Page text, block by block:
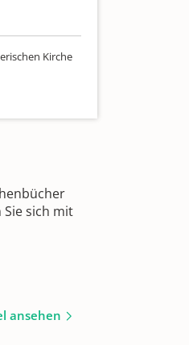
Kirche
Sie sich mit
ansehen